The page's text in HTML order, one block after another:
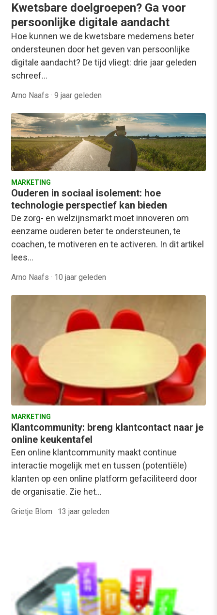
Kwetsbare doelgroepen? Ga voor
persoonlijke digitale aandacht
Hoe kunnen we de kwetsbare medemens beter
ondersteunen door het geven van persoonlijke
digitale aandacht? De tijd vliegt: drie jaar geleden
schreef…
Arno Naafs · 9 jaar geleden
MARKETING
Ouderen in sociaal isolement: hoe
technologie perspectief kan bieden
De zorg- en welzijnsmarkt moet innoveren om
eenzame ouderen beter te ondersteunen, te
coachen, te motiveren en te activeren. In dit artikel
lees…
Arno Naafs · 10 jaar geleden
MARKETING
Klantcommunity: breng klantcontact naar je
online keukentafel
Een online klantcommunity maakt continue
interactie mogelijk met en tussen (potentiële)
klanten op een online platform gefaciliteerd door
de organisatie. Zie het…
Grietje Blom · 13 jaar geleden